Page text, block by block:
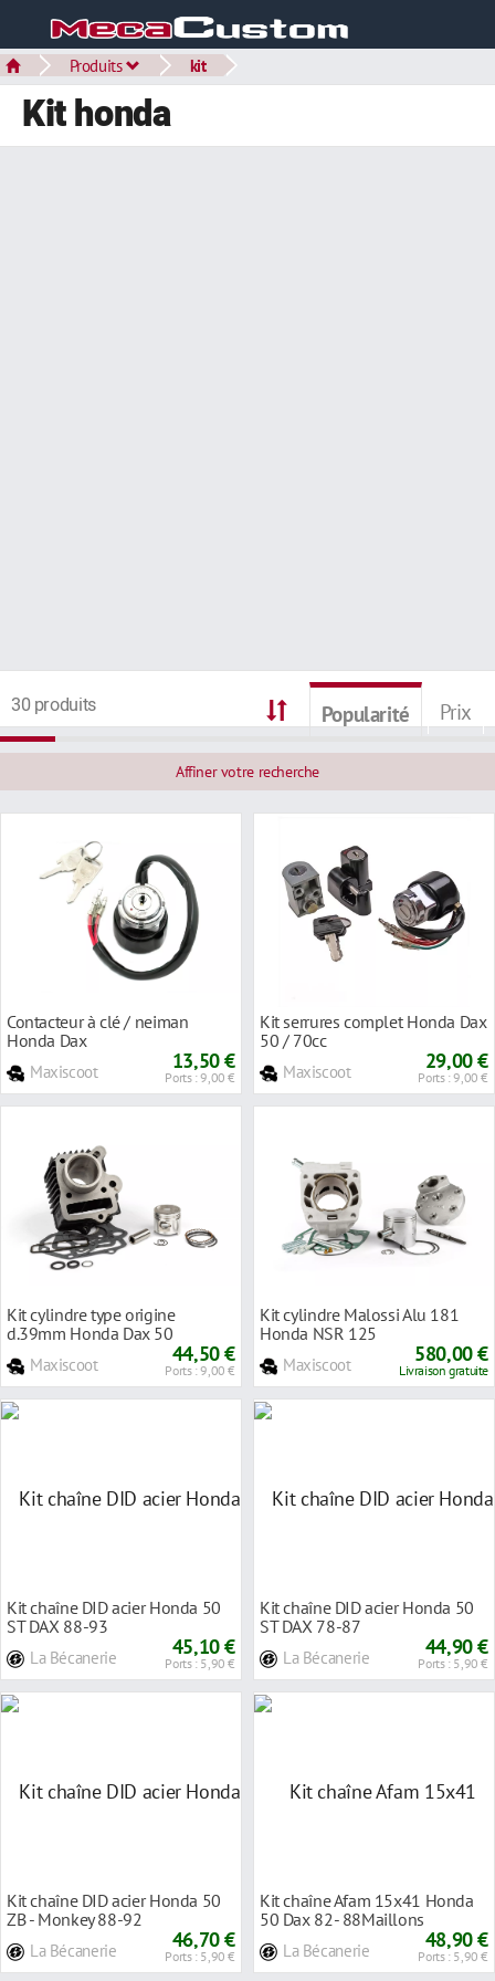
Produits kit
Kit honda
30 produits Popularité Prix
Affiner votre recherche
Contacteur à clé / neiman
Honda Dax
Maxiscoot 13,50 €
Ports : 9,00 €
Kit serrures complet Honda Dax
50 / 70cc
Maxiscoot 29,00 €
Ports : 9,00 €
Kit cylindre type origine
d.39mm Honda Dax 50
Maxiscoot 44,50 €
Ports : 9,00 €
Kit cylindre Malossi Alu 181
Honda NSR 125
Maxiscoot 580,00 €
Livraison gratuite
Kit chaîne DID acier Honda 50
ST DAX 88-93
La Bécanerie 45,10 €
Ports : 5,90 €
Kit chaîne DID acier Honda 50
ST DAX 78-87
La Bécanerie 44,90 €
Ports : 5,90 €
Kit chaîne DID acier Honda 50
ZB - Monkey 88-92
La Bécanerie 46,70 €
Ports : 5,90 €
Kit chaîne Afam 15x41 Honda
50 Dax 82- 88Maillons
La Bécanerie 48,90 €
Ports : 5,90 €